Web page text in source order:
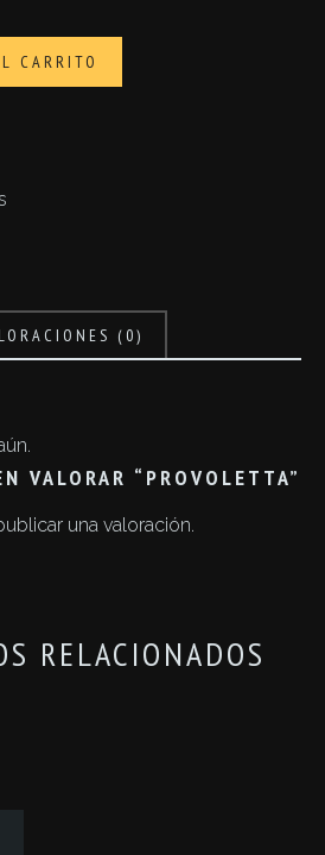
CARRITO
(0)
VALORAR “PROVOLETTA”
una valoración.
RELACIONADOS